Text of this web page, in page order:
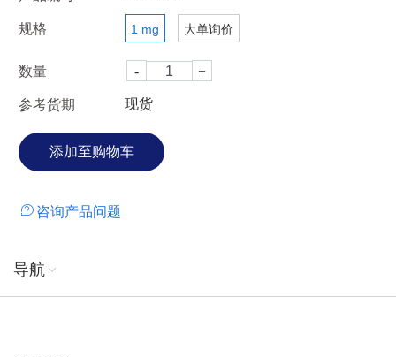
规格 1 mg 大单询价
数量
参考货期 现货
咨询产品问题
导航